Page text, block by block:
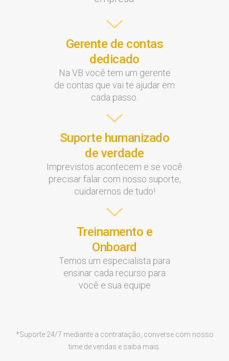
Gerente de contas
dedicado
Na VB você tem um gerente
de contas que vai te ajudar em
cada passo.
Suporte humanizado
de verdade
Imprevistos acontecem e se você
precisar falar com nosso suporte,
cuidaremos de tudo!
Treinamento e
Onboard
Temos um especialista para
ensinar cada recurso para
você e sua equipe
*Suporte 24/7 mediante a contratação, converse com nosso
time de vendas e saiba mais.